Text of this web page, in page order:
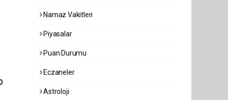
Namaz Vakitleri
Piyasalar
Puan Durumu
Eczaneler
Astroloji